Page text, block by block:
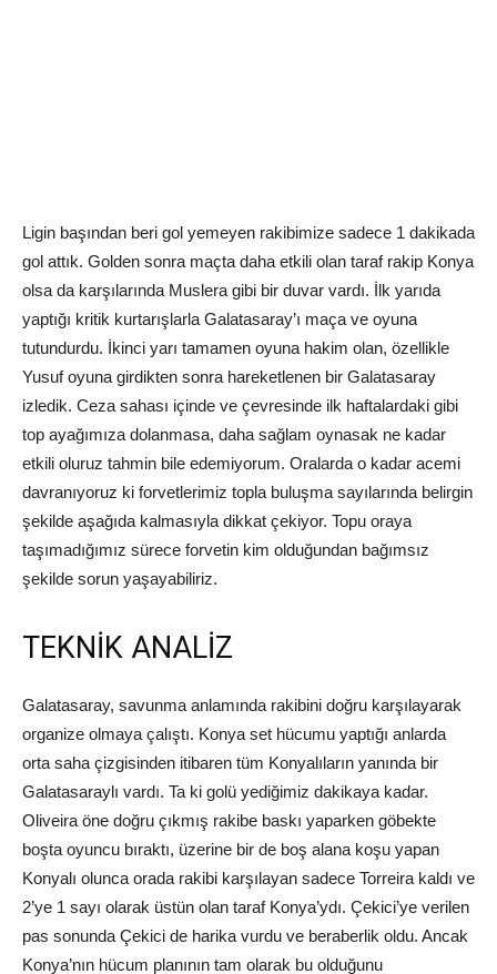
Ligin başından beri gol yemeyen rakibimize sadece 1 dakikada
gol attık. Golden sonra maçta daha etkili olan taraf rakip Konya
olsa da karşılarında Muslera gibi bir duvar vardı. İlk yarıda
yaptığı kritik kurtarışlarla Galatasaray’ı maça ve oyuna
tutundurdu. İkinci yarı tamamen oyuna hakim olan, özellikle
Yusuf oyuna girdikten sonra hareketlenen bir Galatasaray
izledik. Ceza sahası içinde ve çevresinde ilk haftalardaki gibi
top ayağımıza dolanmasa, daha sağlam oynasak ne kadar
etkili oluruz tahmin bile edemiyorum. Oralarda o kadar acemi
davranıyoruz ki forvetlerimiz topla buluşma sayılarında belirgin
şekilde aşağıda kalmasıyla dikkat çekiyor. Topu oraya
taşımadığımız sürece forvetin kim olduğundan bağımsız
şekilde sorun yaşayabiliriz.
TEKNİK ANALİZ
Galatasaray, savunma anlamında rakibini doğru karşılayarak
organize olmaya çalıştı. Konya set hücumu yaptığı anlarda
orta saha çizgisinden itibaren tüm Konyalıların yanında bir
Galatasaraylı vardı. Ta ki golü yediğimiz dakikaya kadar.
Oliveira öne doğru çıkmış rakibe baskı yaparken göbekte
boşta oyuncu bıraktı, üzerine bir de boş alana koşu yapan
Konyalı olunca orada rakibi karşılayan sadece Torreira kaldı ve
2’ye 1 sayı olarak üstün olan taraf Konya’ydı. Çekici’ye verilen
pas sonunda Çekici de harika vurdu ve beraberlik oldu. Ancak
Konya’nın hücum planının tam olarak bu olduğunu